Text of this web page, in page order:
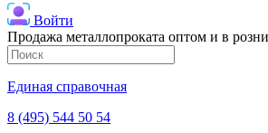
Войти
Продажа металлопроката оптом и в
Единая справочная
8 (495) 544 50 54